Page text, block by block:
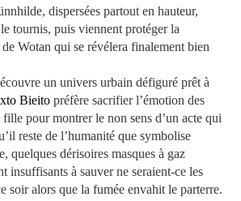
dispersées partout en hauteur,
tournis, puis viennent protéger la
Wotan qui se révélera finalement bien
un univers urbain défiguré prêt à
Bieito préfère sacrifier l’émotion des
fille pour montrer le non sens d’un acte qui
reste de l’humanité que symbolise
quelques dérisoires masques à gaz
insuffisants à sauver ne seraient-ce les
soir alors que la fumée envahit le parterre.